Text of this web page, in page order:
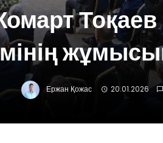
Ержан Қожас 20.01.2026